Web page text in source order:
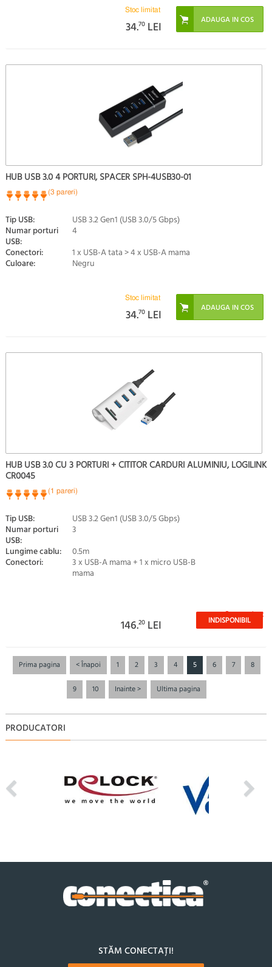
Stoc limitat
34.70 LEI
HUB USB 3.0 4 PORTURI, SPACER SPH-4USB30-01
(3 pareri)
Tip USB: USB 3.2 Gen1 (USB 3.0/5 Gbps)
Numar porturi
USB:
4
Conectori:
1 x USB-A tata > 4 x USB-A mama
Culoare: Negru
Stoc limitat
34.70 LEI
HUB USB 3.0 CU 3 PORTURI + CITITOR CARDURI ALUMINIU, LOGILINK
CR0045
(1 pareri)
Tip USB: USB 3.2 Gen1 (USB 3.0/5 Gbps)
Numar porturi
USB:
3
Lungime cablu:
0.5m
Conectori: 3 x USB-A mama + 1 x micro USB-B
mama
Stoc epuizat
146.20 LEI INDISPONIBIL
Prima pagina < Înapoi 1 2 3 4 5 6 7
8
9
10 Inainte > Ultima pagina
PRODUCATORI
STĂM CONECTAȚI!